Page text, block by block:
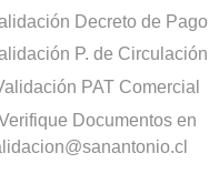
Decreto de Pago
P. de Circulación
PAT Comercial
Documentos en